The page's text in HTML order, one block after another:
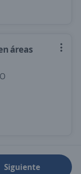
áreas
Siguiente